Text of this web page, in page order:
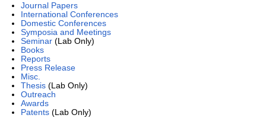
Journal Papers
International Conferences
Domestic Conferences
Symposia and Meetings
Seminar(Lab Only)
Books
Reports
Press Release
Misc.
Thesis(Lab Only)
Outreach
Awards
Patents(Lab Only)